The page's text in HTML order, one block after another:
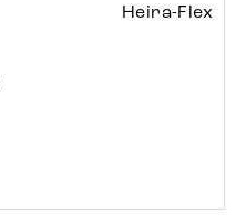
Heira-Flex